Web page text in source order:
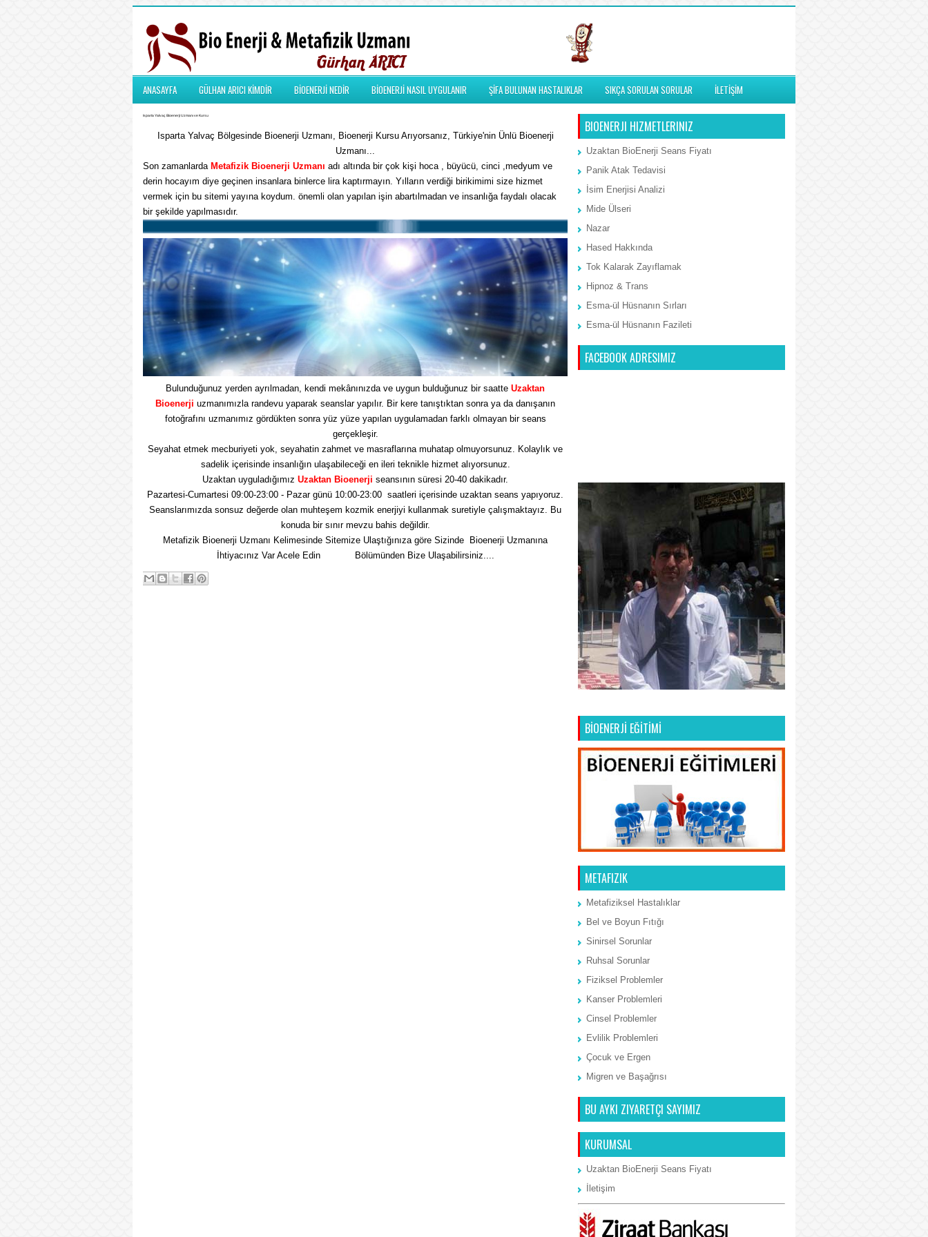
ANASAYFA GÜLHAN ARICI KİMDİR BİOENERJİ NEDİR BİOENERJİ NASIL UYGULANIR ŞİFA BULUNAN HASTALIKLAR SIKÇA SORULAN SORULAR İLETİŞİM
Isparta Yalvaç Bioenerji Uzmanı ve Kursu
Isparta Yalvaç Bölgesinde Bioenerji Uzmanı, Bioenerji Kursu Arıyorsanız, Türkiye'nin Ünlü Bioenerji
Uzmanı...
Son zamanlarda Metafizik Bioenerji Uzmanı adı altında bir çok kişi hoca , büyücü, cinci ,medyum ve
derin hocayım diye geçinen insanlara binlerce lira kaptırmayın. Yılların verdiği birikimimi size hizmet
vermek için bu sitemi yayına koydum. önemli olan yapılan işin abartılmadan ve insanlığa faydalı olacak
bir şekilde yapılmasıdır.
Bulunduğunuz yerden ayrılmadan, kendi mekânınızda ve uygun bulduğunuz bir saatte Uzaktan
Bioenerji uzmanımızla randevu yaparak seanslar yapılır. Bir kere tanıştıktan sonra ya da danışanın
fotoğrafını uzmanımız gördükten sonra yüz yüze yapılan uygulamadan farklı olmayan bir seans
gerçekleşir.
Seyahat etmek mecburiyeti yok, seyahatin zahmet ve masraflarına muhatap olmuyorsunuz. Kolaylık ve
sadelik içerisinde insanlığın ulaşabileceği en ileri teknikle hizmet alıyorsunuz.
Uzaktan uyguladığımız Uzaktan Bioenerji seansının süresi 20-40 dakikadır.
Pazartesi-Cumartesi 09:00-23:00 - Pazar günü 10:00-23:00 saatleri içerisinde uzaktan seans yapıyoruz.
Seanslarımızda sonsuz değerde olan muhteşem kozmik enerjiyi kullanmak suretiyle çalışmaktayız. Bu
konuda bir sınır mevzu bahis değildir.
Metafizik Bioenerji Uzmanı Kelimesinde Sitemize Ulaştığınıza göre Sizinde Bioenerji Uzmanına
İhtiyacınız Var Acele Edin
Bölümünden Bize Ulaşabilirsiniz....
BIOENERJI HIZMETLERINIZ
Uzaktan BioEnerji Seans Fiyatı
Panik Atak Tedavisi
İsim Enerjisi Analizi
Mide Ülseri
Nazar
Hased Hakkında
Tok Kalarak Zayıflamak
Hipnoz & Trans
Esma-ül Hüsnanın Sırları
Esma-ül Hüsnanın Fazileti
FACEBOOK ADRESIMIZ
BİOENERJİ EĞİTİMİ
METAFIZIK
Metafiziksel Hastalıklar
Bel ve Boyun Fıtığı
Sinirsel Sorunlar
Ruhsal Sorunlar
Fiziksel Problemler
Kanser Problemleri
Cinsel Problemler
Evlilik Problemleri
Çocuk ve Ergen
Migren ve Başağrısı
BU AYKI ZIYARETÇI SAYIMIZ
KURUMSAL
Uzaktan BioEnerji Seans Fiyatı
İletişim